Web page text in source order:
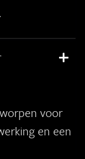
voor
en een